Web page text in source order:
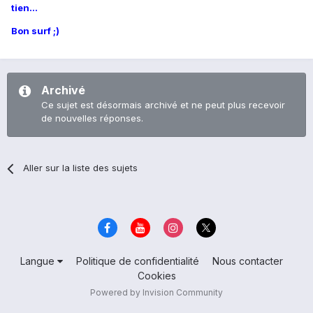
tien...
Bon surf ;)
Archivé
Ce sujet est désormais archivé et ne peut plus recevoir
de nouvelles réponses.
Aller sur la liste des sujets
Langue Politique de confidentialité
Nous contacter
Cookies
Powered by Invision Community